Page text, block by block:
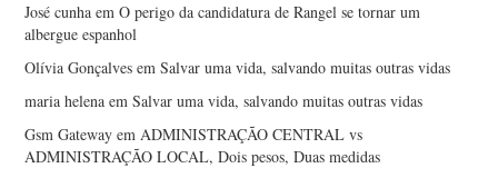
José cunha emO perigo da candidatura de Rangel se tornar um
albergue espanhol
Olívia Gonçalves emSalvar uma vida, salvando muitas outras vidas
maria helena emSalvar uma vida, salvando muitas outras vidas
Gsm Gateway emADMINISTRAÇÃO CENTRAL vs
ADMINISTRAÇÃO LOCAL, Dois pesos, Duas medidas